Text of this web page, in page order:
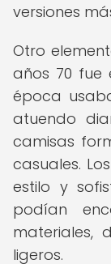
versiones
Otro
años 70 fue
época
atuendo
camisas
casuales.
estilo y
podían
materiales,
ligeros.